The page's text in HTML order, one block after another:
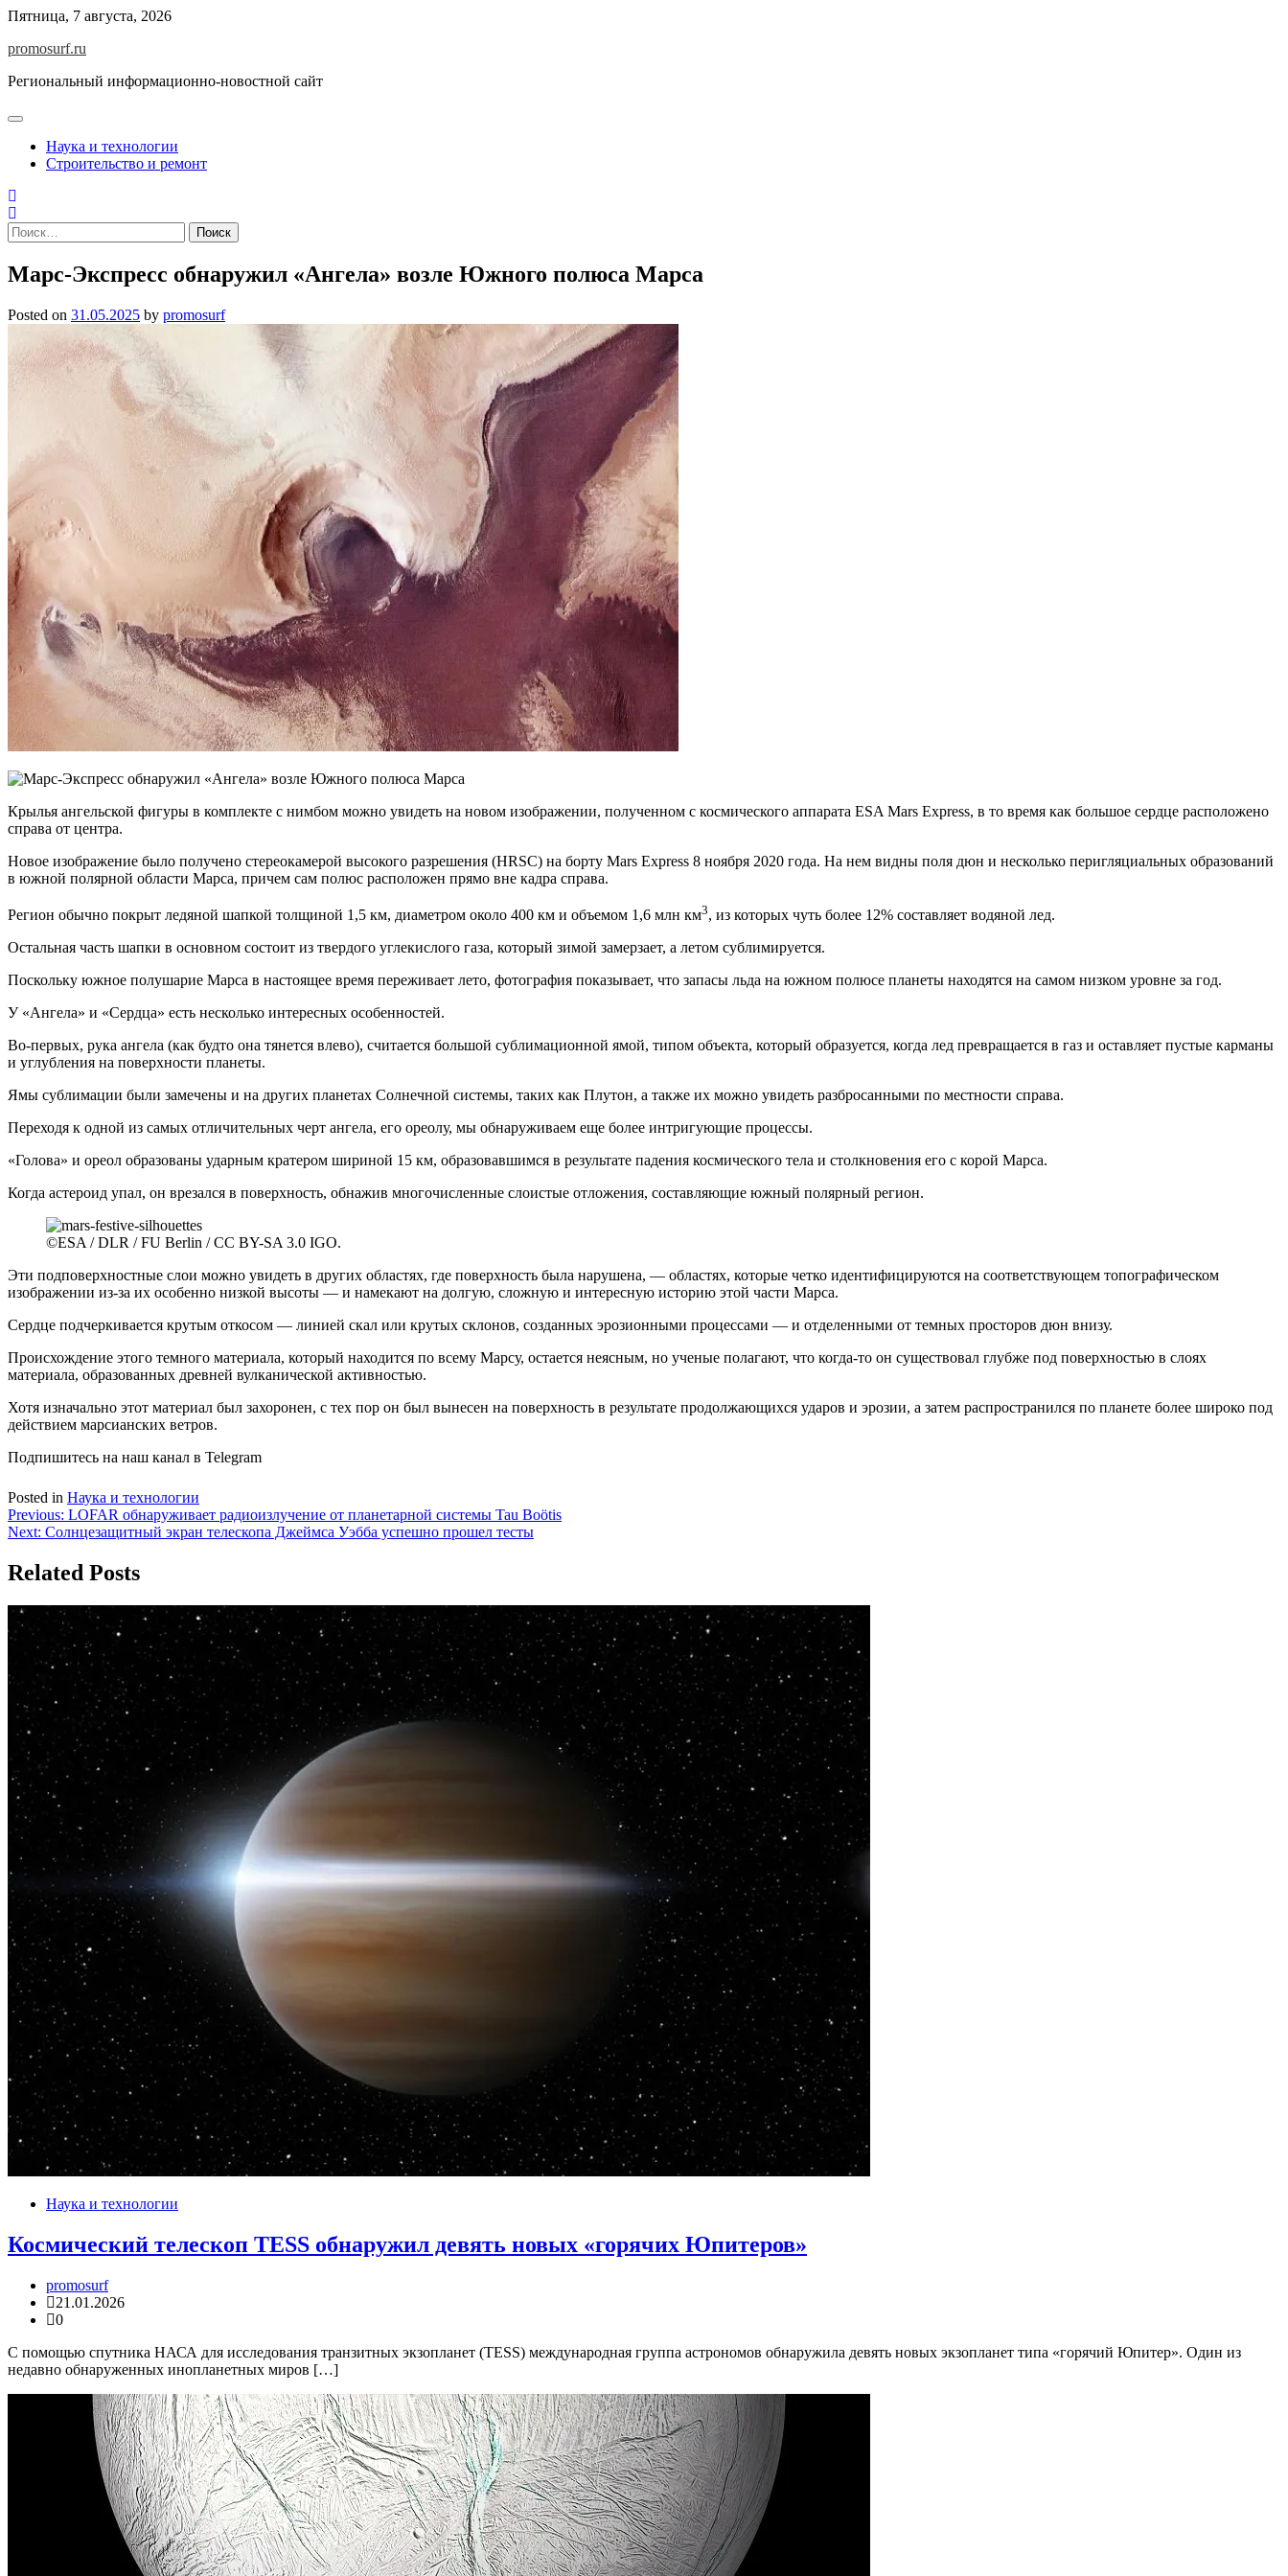
Skip
content
Пятница, 7 августа, 2026
promosurf.ru
Региональный информационно-новостной сайт
Наука и технологии
Строительство и ремонт
Найти:
Марс-Экспресс обнаружил «Ангела» возле Южного полюса Марса
Posted on 31.05.2025 by promosurf
Крылья ангельской фигуры в комплекте с нимбом можно увидеть на новом изображении, полученном с космического аппарата ESA Mars Express, в то время как большое сердце расположено
справа от центра.
Новое изображение было получено стереокамерой высокого разрешения (HRSC) на борту Mars Express 8 ноября 2020 года. На нем видны поля дюн и несколько перигляциальных образований
в южной полярной области Марса, причем сам полюс расположен прямо вне кадра справа.
Регион обычно покрыт ледяной шапкой толщиной 1,5 км, диаметром около 400 км и объемом 1,6 млн км3, из которых чуть более 12% составляет водяной лед.
Остальная часть шапки в основном состоит из твердого углекислого газа, который зимой замерзает, а летом сублимируется.
Поскольку южное полушарие Марса в настоящее время переживает лето, фотография показывает, что запасы льда на южном полюсе планеты находятся на самом низком уровне за год.
У «Ангела» и «Сердца» есть несколько интересных особенностей.
Во-первых, рука ангела (как будто она тянется влево), считается большой сублимационной ямой, типом объекта, который образуется, когда лед превращается в газ и оставляет пустые карманы
и углубления на поверхности планеты.
Ямы сублимации были замечены и на других планетах Солнечной системы, таких как Плутон, а также их можно увидеть разбросанными по местности справа.
Переходя к одной из самых отличительных черт ангела, его ореолу, мы обнаруживаем еще более интригующие процессы.
«Голова» и ореол образованы ударным кратером шириной 15 км, образовавшимся в результате падения космического тела и столкновения его с корой Марса.
Когда астероид упал, он врезался в поверхность, обнажив многочисленные слоистые отложения, составляющие южный полярный регион.
©ESA / DLR / FU Berlin / CC BY-SA 3.0 IGO.
Эти подповерхностные слои можно увидеть в других областях, где поверхность была нарушена, — областях, которые четко идентифицируются на соответствующем топографическом
изображении из-за их особенно низкой высоты — и намекают на долгую, сложную и интересную историю этой части Марса.
Сердце подчеркивается крутым откосом — линией скал или крутых склонов, созданных эрозионными процессами — и отделенными от темных просторов дюн внизу.
Происхождение этого темного материала, который находится по всему Марсу, остается неясным, но ученые полагают, что когда-то он существовал глубже под поверхностью в слоях
материала, образованных древней вулканической активностью.
Хотя изначально этот материал был захоронен, с тех пор он был вынесен на поверхность в результате продолжающихся ударов и эрозии, а затем распространился по планете более широко под
действием марсианских ветров.
Подпишитесь на наш канал в Telegram
Posted in Наука и технологии
Навигация
по
записям
Previous: LOFAR обнаруживает радиоизлучение от планетарной системы Tau Boötis
Next: Солнцезащитный экран телескопа Джеймса Уэбба успешно прошел тесты
Related Posts
Наука и технологии
Космический телескоп TESS обнаружил девять новых «горячих Юпитеров»
promosurf
21.01.2026
0
С помощью спутника НАСА для исследования транзитных экзопланет (TESS) международная группа астрономов обнаружила девять новых экзопланет типа «горячий Юпитер». Один из
недавно обнаруженных инопланетных миров […]